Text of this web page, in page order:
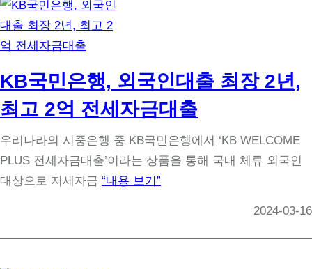
KB국민은행, 외국인대출 최장 2년,
최고 2억 전세자금대출
우리나라의 시중은행 중 KB국민은행에서 ‘KB WELCOME
PLUS 전세자금대출’이라는 상품을 통해 국내 체류 외국인
대상으로 저세자금 “내용 보기”
2024-03-16